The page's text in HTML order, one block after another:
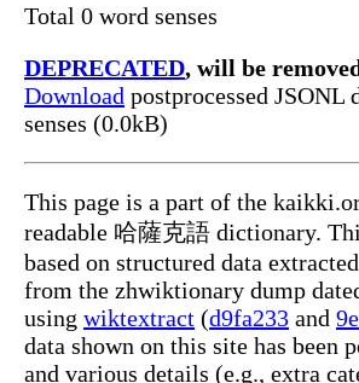
Total 0 word senses
DEPRECATED, will be
Download postprocessed JSONL
senses (0.0kB)
This page is a part of the
readable 哈薩克語 dictionary.
based on structured data
from the zhwiktionary dump
using wiktextract (d9fa233 and
data shown on this site has been
and various details (e.g., extra